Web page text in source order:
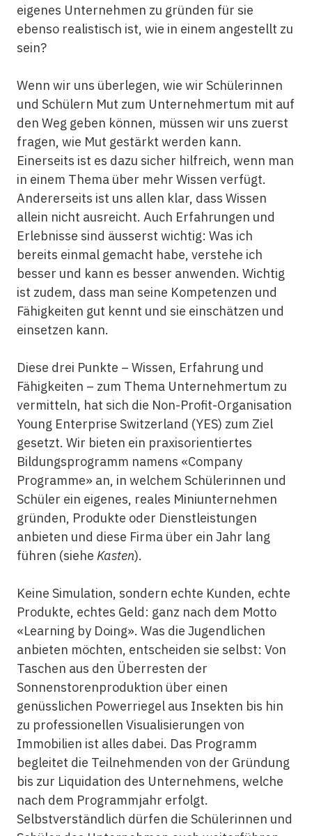
eigenes Unternehmen zu gründen für sie
ebenso realistisch ist, wie in einem angestellt zu
sein?
Wenn wir uns überlegen, wie wir Schülerinnen
und Schülern Mut zum Unternehmertum mit auf
den Weg geben können, müssen wir uns zuerst
fragen, wie Mut gestärkt werden kann.
Einerseits ist es dazu sicher hilfreich, wenn man
in einem Thema über mehr Wissen verfügt.
Andererseits ist uns allen klar, dass Wissen
allein nicht ausreicht. Auch Erfahrungen und
Erlebnisse sind äusserst wichtig: Was ich
bereits einmal gemacht habe, verstehe ich
besser und kann es besser anwenden. Wichtig
ist zudem, dass man seine Kompetenzen und
Fähigkeiten gut kennt und sie einschätzen und
einsetzen kann.
Diese drei Punkte – Wissen, Erfahrung und
Fähigkeiten – zum Thema Unternehmertum zu
vermitteln, hat sich die Non-Profit-Organisation
Young Enterprise Switzerland (YES) zum Ziel
gesetzt. Wir bieten ein praxisorientiertes
Bildungsprogramm namens «Company
Programme» an, in welchem Schülerinnen und
Schüler ein eigenes, reales Miniunternehmen
gründen, Produkte oder Dienstleistungen
anbieten und diese Firma über ein Jahr lang
führen (siehe Kasten).
Keine Simulation, sondern echte Kunden, echte
Produkte, echtes Geld: ganz nach dem Motto
«Learning by Doing». Was die Jugendlichen
anbieten möchten, entscheiden sie selbst: Von
Taschen aus den Überresten der
Sonnenstorenproduktion über einen
genüsslichen Powerriegel aus Insekten bis hin
zu professionellen Visualisierungen von
Immobilien ist alles dabei. Das Programm
begleitet die Teilnehmenden von der Gründung
bis zur Liquidation des Unternehmens, welche
nach dem Programmjahr erfolgt.
Selbstverständlich dürfen die Schülerinnen und